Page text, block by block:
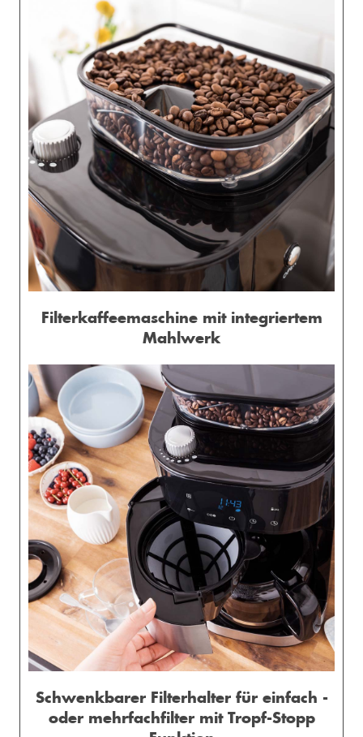
Filterkaffeemaschine mit integriertem
Mahlwerk
Schwenkbarer Filterhalter für einfach -
oder mehrfachfilter mit Tropf-Stopp